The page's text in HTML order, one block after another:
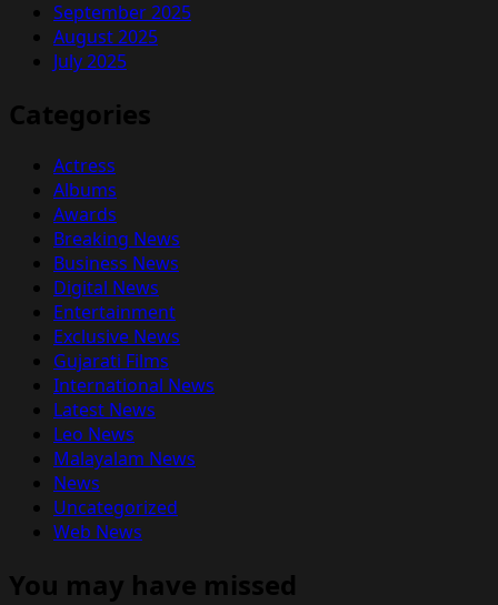
September 2025
August 2025
July 2025
Categories
Actress
Albums
Awards
Breaking News
Business News
Digital News
Entertainment
Exclusive News
Gujarati Films
International News
Latest News
Leo News
Malayalam News
News
Uncategorized
Web News
You may have missed